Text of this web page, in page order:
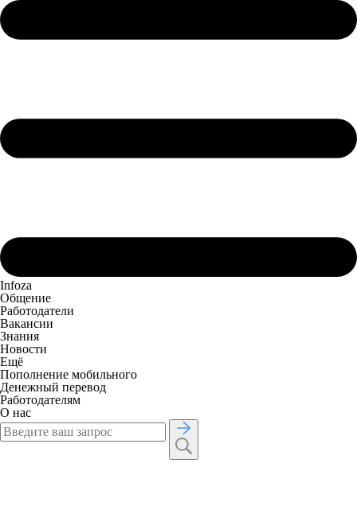
Infoza
Общение
Работодатели
Вакансии
Знания
Новости
Ещё
Пополнение мобильного
Денежный перевод
Работодателям
О нас